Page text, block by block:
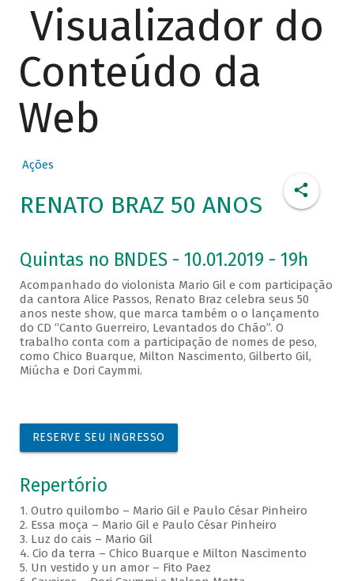
Visualizador do
Conteúdo da
Web
Ações
RENATO BRAZ 50 ANOS
Quintas no BNDES - 10.01.2019 - 19h
Acompanhado do violonista Mario Gil e com participação
da cantora Alice Passos, Renato Braz celebra seus 50
anos neste show, que marca também o o lançamento
do CD “Canto Guerreiro, Levantados do Chão”. O
trabalho conta com a participação de nomes de peso,
como Chico Buarque, Milton Nascimento, Gilberto Gil,
Miúcha e Dori Caymmi.
RESERVE SEU INGRESSO
Repertório
1. Outro quilombo – Mario Gil e Paulo César Pinheiro
2. Essa moça – Mario Gil e Paulo César Pinheiro
3. Luz do cais – Mario Gil
4. Cio da terra – Chico Buarque e Milton Nascimento
5. Un vestido y un amor – Fito Paez